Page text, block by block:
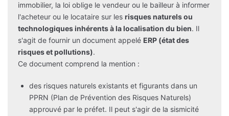
immobilier, la loi oblige le vendeur ou le bailleur à informer
l'acheteur ou le locataire sur les risques naturels ou
technologiques inhérents à la localisation du bien. Il
s'agit de fournir un document appelé ERP (état des
risques et pollutions).
Ce document comprend la mention :
des risques naturels existants et figurants dans un
PPRN (Plan de Prévention des Risques Naturels)
approuvé par le préfet. Il peut s'agir de la sismicité